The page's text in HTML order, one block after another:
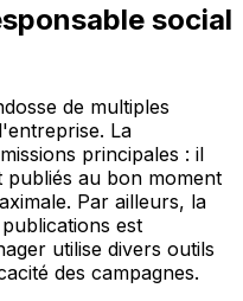
social
de multiples
La
principales : il
au bon moment
Par ailleurs, la
est
utilise divers outils
des campagnes.